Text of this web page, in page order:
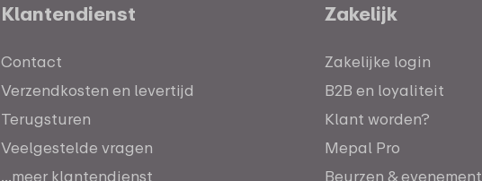
Klantendienst
Contact
Verzendkosten en levertijd
Terugsturen
Veelgestelde vragen
...meer klantendienst
Zakelijk
Zakelijke login
B2B en loyaliteit
Klant worden?
Mepal Pro
Beurzen &